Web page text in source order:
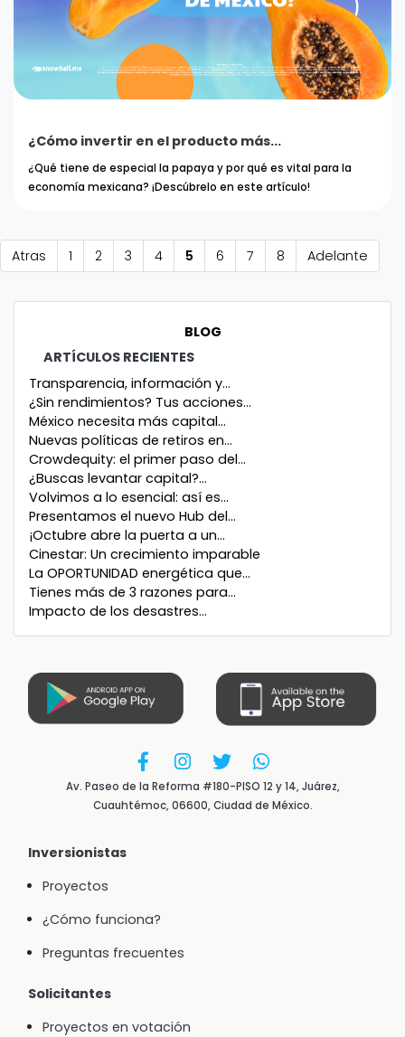
¿Cómo invertir en el producto más...
¿Qué tiene de especial la papaya y por qué es vital para la
economía mexicana? ¡Descúbrelo en este artículo!
Atras 1 2 3 4 5 6 7 8 Adelante
BLOG
ARTÍCULOS RECIENTES
Transparencia, información y...
¿Sin rendimientos? Tus acciones...
México necesita más capital...
Nuevas políticas de retiros en...
Crowdequity: el primer paso del...
¿Buscas levantar capital?...
Volvimos a lo esencial: así es...
Presentamos el nuevo Hub del...
¡Octubre abre la puerta a un...
Cinestar: Un crecimiento imparable
La OPORTUNIDAD energética que...
Tienes más de 3 razones para...
Impacto de los desastres...
Av. Paseo de la Reforma #180-PISO 12 y 14, Juárez,
Cuauhtémoc, 06600, Ciudad de México.
Inversionistas
Proyectos
¿Cómo funciona?
Preguntas frecuentes
Solicitantes
Proyectos en votación